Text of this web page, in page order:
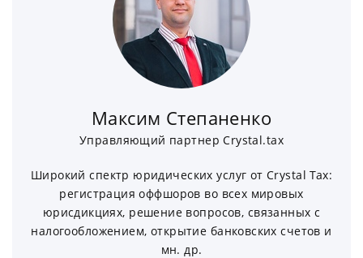
Максим Степаненко
Управляющий партнер Crystal.tax
Широкий спектр юридических услуг от Crystal Tax:
регистрация оффшоров во всех мировых
юрисдикциях, решение вопросов, связанных с
налогообложением, открытие банковских счетов и
мн. др.